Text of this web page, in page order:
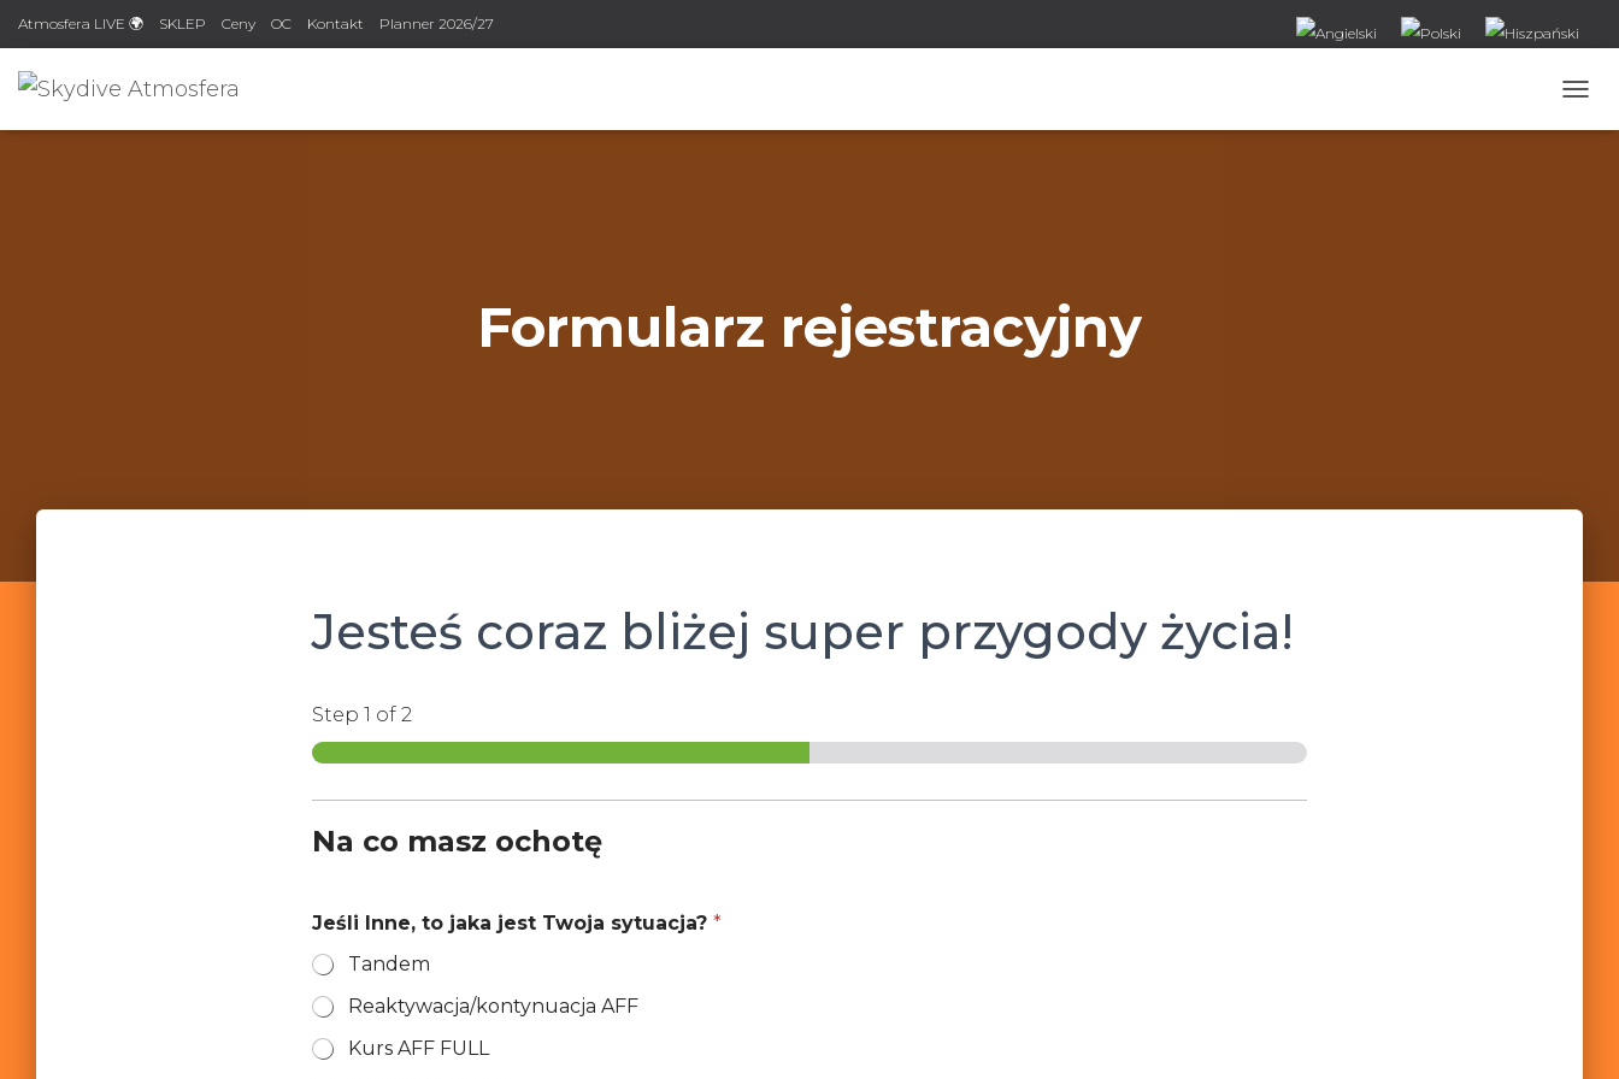
Atmosfera LIVE 🌍 SKLEP Ceny OC Kontakt Planner 2026/27
O
Formularz rejestracyjny
Jesteś coraz bliżej super przygody życia!
Step 1 of 2
Na co masz ochotę
Jeśli Inne, to jaka jest Twoja sytuacja? *
Tandem
Reaktywacja/kontynuacja AFF
Kurs AFF FULL